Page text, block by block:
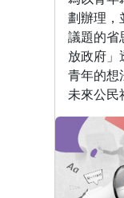
劃辦理，
議題的省
放政府」
青年的想
未來公民